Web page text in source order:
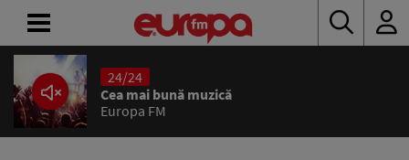
24/24
Cea mai bună muzică
Europa FM
ACASĂ
ȘTIRI